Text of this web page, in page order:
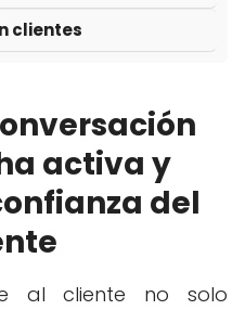
clientes
activa y
del
al cliente no solo